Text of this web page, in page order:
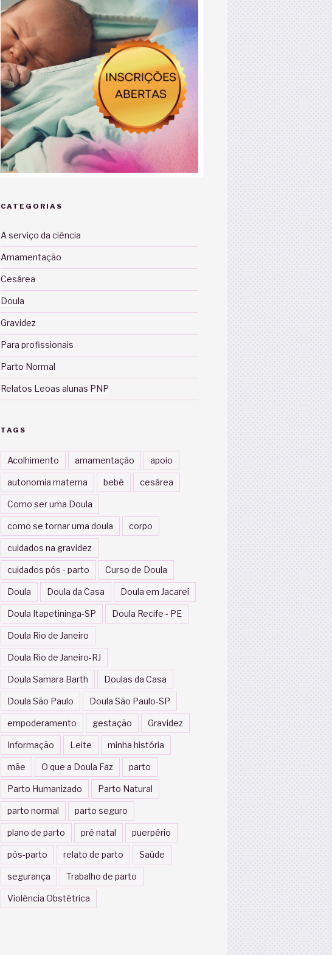
CATEGORIAS
A serviço da ciência
Amamentação
Cesárea
Doula
Gravidez
Para profissionais
Parto Normal
Relatos Leoas alunas PNP
TAGS
Acolhimento amamentação apoio
autonomia materna bebê cesárea
Como ser uma Doula
como se tornar uma doula corpo
cuidados na gravidez
cuidados pós - parto Curso de Doula
Doula Doula da Casa Doula em Jacareí
Doula Itapetininga-SP Doula Recife - PE
Doula Rio de Janeiro
Doula Rio de Janeiro-RJ
Doula Samara Barth Doulas da Casa
Doula São Paulo Doula São Paulo-SP
empoderamento gestação Gravidez
Informação Leite minha história
mãe O que a Doula Faz parto
Parto Humanizado Parto Natural
parto normal parto seguro
plano de parto pré natal puerpério
pós-parto relato de parto Saúde
segurança Trabalho de parto
Violência Obstétrica